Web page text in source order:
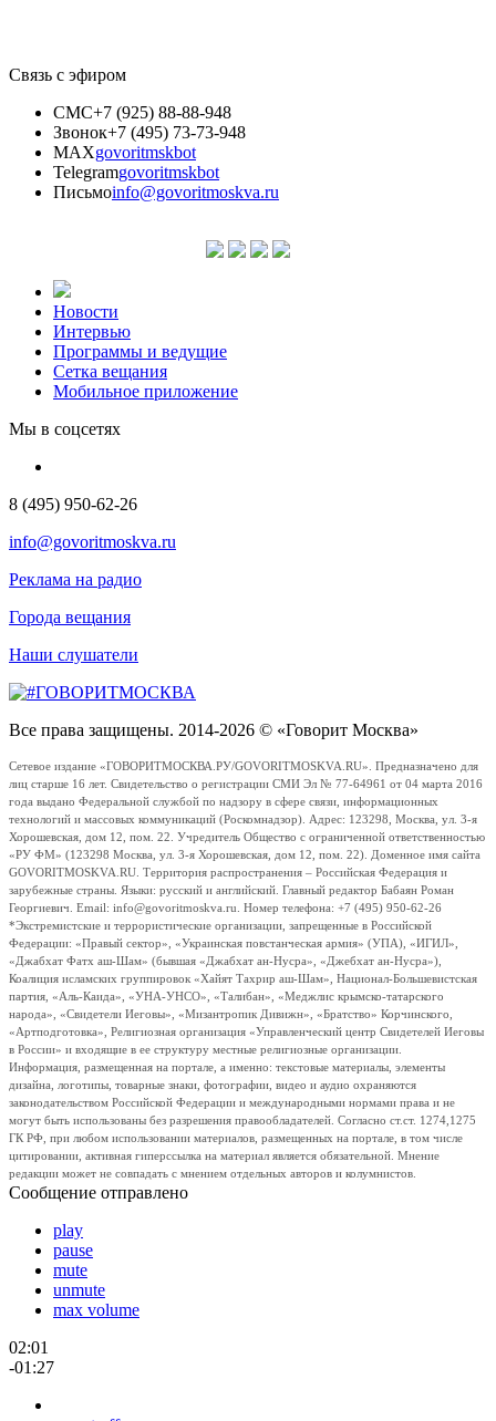
Связь с эфиром
СМС+7 (925) 88-88-948
Звонок+7 (495) 73-73-948
MAXgovoritmskbot
Telegramgovoritmskbot
Письмоinfo@govoritmoskva.ru
Новости
Интервью
Программы и ведущие
Сетка вещания
Мобильное приложение
Мы в соцсетях
8 (495) 950-62-26
info@govoritmoskva.ru
Реклама на радио
Города вещания
Наши слушатели
Все права защищены. 2014-2026 © «Говорит Москва»
Сетевое издание «ГОВОРИТМОСКВА.РУ/GOVORITMOSKVA.RU». Предназначено для
лиц старше 16 лет. Свидетельство о регистрации СМИ Эл № 77-64961 от 04 марта 2016
года выдано Федеральной службой по надзору в сфере связи, информационных
технологий и массовых коммуникаций (Роскомнадзор). Адрес: 123298, Москва, ул. 3-я
Хорошевская, дом 12, пом. 22. Учредитель Общество с ограниченной ответственностью
«РУ ФМ» (123298 Москва, ул. 3-я Хорошевская, дом 12, пом. 22). Доменное имя сайта
GOVORITMOSKVA.RU. Территория распространения – Российская Федерация и
зарубежные страны. Языки: русский и английский. Главный редактор Бабаян Роман
Георгиевич. Email: info@govoritmoskva.ru. Номер телефона: +7 (495) 950-62-26
*Экстремистские и террористические организации, запрещенные в Российской
Федерации: «Правый сектор», «Украинская повстанческая армия» (УПА), «ИГИЛ»,
«Джабхат Фатх аш-Шам» (бывшая «Джабхат ан-Нусра», «Джебхат ан-Нусра»),
Коалиция исламских группировок «Хайят Тахрир аш-Шам», Национал-Большевистская
партия, «Аль-Каида», «УНА-УНСО», «Талибан», «Меджлис крымско-татарского
народа», «Свидетели Иеговы», «Мизантропик Дивижн», «Братство» Корчинского,
«Артподготовка», Религиозная организация «Управленческий центр Свидетелей Иеговы
в России» и входящие в ее структуру местные религиозные организации.
Информация, размещенная на портале, а именно: текстовые материалы, элементы
дизайна, логотипы, товарные знаки, фотографии, видео и аудио охраняются
законодательством Российской Федерации и международными нормами права и не
могут быть использованы без разрешения правообладателей. Согласно ст.ст. 1274,1275
ГК РФ, при любом использовании материалов, размещенных на портале, в том числе
цитировании, активная гиперссылка на материал является обязательной. Мнение
редакции может не совпадать с мнением отдельных авторов и колумнистов.
Сообщение отправлено
play
pause
mute
unmute
max volume
02:01
-01:27